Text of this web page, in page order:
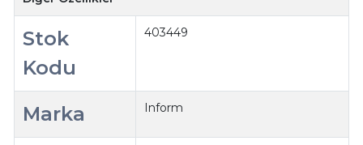
Stok
Kodu
403449
Marka Inform